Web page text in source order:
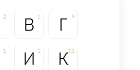
2 В 1 Г 9
1 И 1 К11